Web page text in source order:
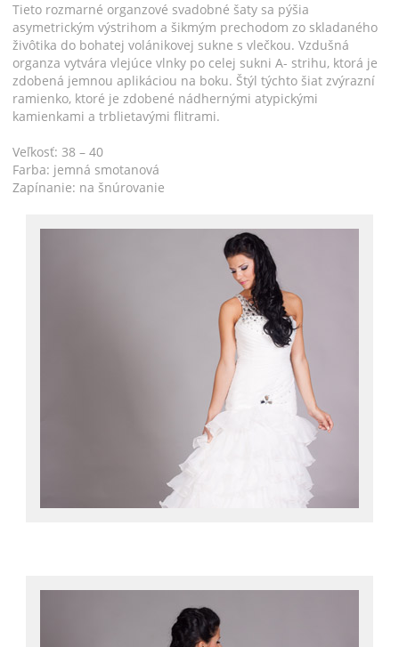
Tieto rozmarné organzové svadobné šaty sa pýšia
asymetrickým výstrihom a šikmým prechodom zo skladaného
živôtika do bohatej volánikovej sukne s vlečkou. Vzdušná
organza vytvára vlejúce vlnky po celej sukni A- strihu, ktorá je
zdobená jemnou aplikáciou na boku. Štýl týchto šiat zvýrazní
ramienko, ktoré je zdobené nádhernými atypickými
kamienkami a trblietavými flitrami.
Veľkosť: 38 – 40
Farba: jemná smotanová
Zapínanie: na šnúrovanie